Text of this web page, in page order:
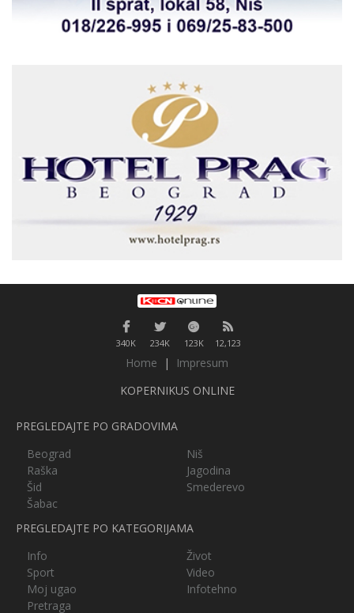
340K 234K 123K 12,123
Home |
Impresum
KOPERNIKUS ONLINE
PREGLEDAJTE PO GRADOVIMA
Beograd
Niš
Raška
Jagodina
Šid
Smederevo
Šabac
PREGLEDAJTE PO KATEGORIJAMA
Info
Život
Sport
Video
Moj ugao
Infotehno
Pretraga